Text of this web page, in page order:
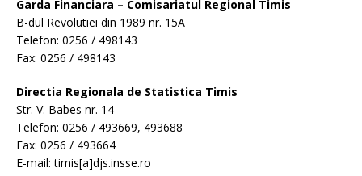
Garda Financiara – Comisariatul Regional Timis
B-dul Revolutiei din 1989 nr. 15A
Telefon: 0256 / 498143
Fax: 0256 / 498143
Directia Regionala de Statistica Timis
Str. V. Babes nr. 14
Telefon: 0256 / 493669, 493688
Fax: 0256 / 493664
E-mail: timis[a]djs.insse.ro